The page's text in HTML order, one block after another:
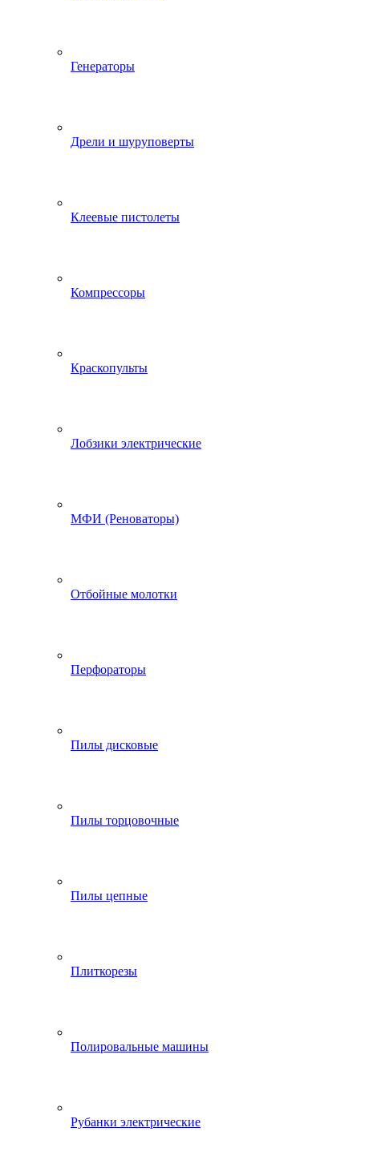
Генераторы
Дрели и шуруповерты
Клеевые пистолеты
Компрессоры
Краскопульты
Лобзики электрические
МФИ (Реноваторы)
Отбойные молотки
Перфораторы
Пилы дисковые
Пилы торцовочные
Пилы цепные
Плиткорезы
Полировальные машины
Рубанки электрические